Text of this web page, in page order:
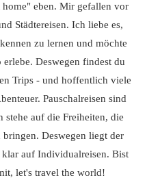
eben. Mir gefallen vor
Städtereisen. Ich liebe es,
zu lernen und möchte
Deswegen findest du
Trips - und hoffentlich viele
Pauschalreisen sind
auf die Freiheiten, die
Deswegen liegt der
auf Individualreisen. Bist
let's travel the world!